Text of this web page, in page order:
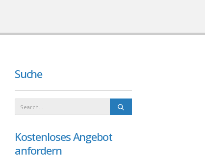
Suche
Kostenloses Angebot
anfordern